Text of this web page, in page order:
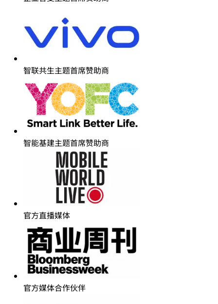
智联共生主题首席赞助商
智能基建主题首席赞助商
官方直播媒体
官方媒体合作伙伴